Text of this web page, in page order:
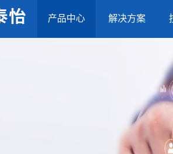
产品中心 解决方案